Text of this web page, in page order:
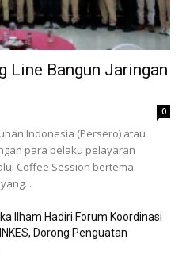
Line Bangun Jaringan
0
Indonesia (Persero) atau
para pelaku pelayaran
Coffee Session bertema
Ilham Hadiri Forum Koordinasi
Dorong Penguatan